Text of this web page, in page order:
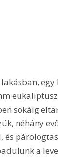
sokáig
néhány
és
a